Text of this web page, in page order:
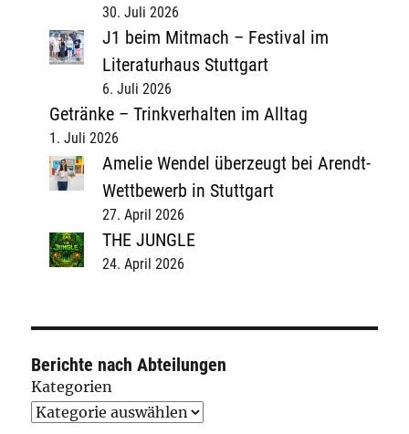
30. Juli 2026
J1 beim Mitmach – Festival im
Literaturhaus Stuttgart
6. Juli 2026
Getränke – Trinkverhalten im Alltag
1. Juli 2026
Amelie Wendel überzeugt bei Arendt-
Wettbewerb in Stuttgart
27. April 2026
THE JUNGLE
24. April 2026
Berichte nach Abteilungen
Kategorien